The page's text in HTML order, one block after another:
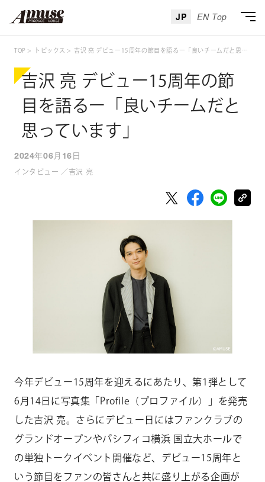
JP EN Top
お問い合わせ
Amuse Solution アミューズのソリューション
ENGLISH
TOP トピックス 吉沢 亮 デビュー15周年の節目を語るー「良いチームだと思っています」
吉沢 亮 デビュー15周年の節
目を語るー「良いチームだと
思っています」
2024年06月16日
インタビュー ／吉沢 亮
今年デビュー15周年を迎えるにあたり、第1弾として
6月14日に写真集「Profile（プロファイル）」を発売
した吉沢 亮。さらにデビュー日にはファンクラブの
グランドオープンやパシフィコ横浜 国立大ホールで
の単独トークイベント開催など、デビュー15周年と
いう節目をファンの皆さんと共に盛り上がる企画が